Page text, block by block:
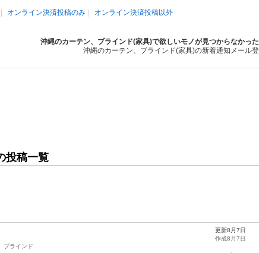
オンライン決済投稿のみ オンライン決済投稿以外
沖縄のカーテン、ブラインド(家具)で欲しいモノが見つからなかっ
沖縄のカーテン、ブラインド(家具)の新着通知メール
投稿一覧
ブラインド
更新8月7日
作成8月7日